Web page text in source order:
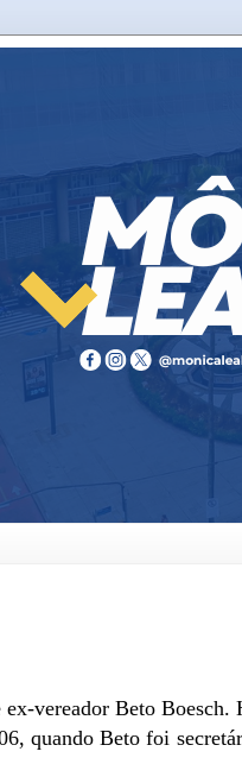
vereador Beto Boesch.
quando Beto foi